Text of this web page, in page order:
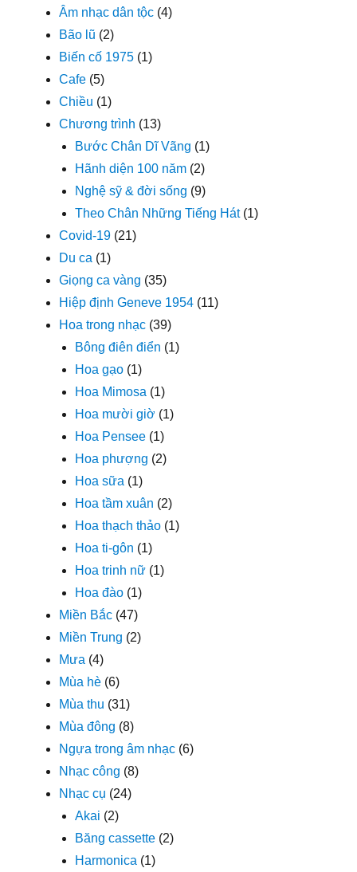
Âm nhạc dân tộc (4)
Bão lũ (2)
Biến cố 1975 (1)
Cafe (5)
Chiều (1)
Chương trình (13)
Bước Chân Dĩ Vãng (1)
Hãnh diện 100 năm (2)
Nghệ sỹ & đời sống (9)
Theo Chân Những Tiếng Hát(1)
Covid-19 (21)
Du ca (1)
Giọng ca vàng (35)
Hiệp định Geneve 1954 (11)
Hoa trong nhạc (39)
Bông điên điển (1)
Hoa gạo (1)
Hoa Mimosa (1)
Hoa mười giờ (1)
Hoa Pensee (1)
Hoa phượng (2)
Hoa sữa (1)
Hoa tầm xuân (2)
Hoa thạch thảo (1)
Hoa ti-gôn (1)
Hoa trinh nữ (1)
Hoa đào (1)
Miền Bắc (47)
Miền Trung (2)
Mưa (4)
Mùa hè (6)
Mùa thu (31)
Mùa đông (8)
Ngựa trong âm nhạc (6)
Nhạc công (8)
Nhạc cụ (24)
Akai (2)
Băng cassette (2)
Harmonica (1)